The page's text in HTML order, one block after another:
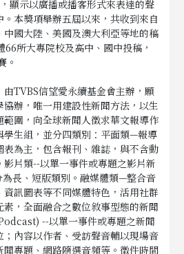
顯示以廣播或播客形式來表達的聲
本獎項舉辦五屆以來，共收到來自
國大陸、美國及澳大利亞等地的稿
所大專院校及高中、國中投稿，
。
由TVBS信望愛永續基金會主辦，願
辦，唯一用建設性新聞方法，以生
圍，向全球新聞人徵求華文報導作
學生組，並分四類別：平面類—報導
表為主，包含報刊、雜誌，與不含動
片類--以單一事件或專題之影片新
長、短版類別。融媒體類—整合音
訊圖表等不同媒體特色，活用社群
，全面融合之數位敘事型態的新聞
--以單一事件或專題之新聞
內容以作者、受訪聲音輔以現場音
專題、網路隨選音頻等。徵件時間